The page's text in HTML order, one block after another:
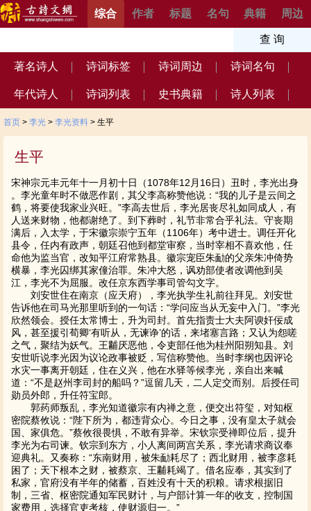
周边
典籍
名句
标题
作者
综合
著名诗人 诗词标签 诗词周边 诗词名句
年代诗人 诗词列表 史书典籍 诗人列表
首页 > 李光 > 李光资料 > 生平
生平
宋神宗元丰元年十一月初十日（1078年12月16日）丑时，李光出身
。李光童年时不做恶作剧，其父李高称赞他说：“我的儿子是云间之
鹤，将要使我家业兴旺。”李高去世后，李光居丧尽礼如同成人，有
人送来财物，他都谢绝了。到下葬时，礼节非常合乎礼法。守丧期
满后，入太学，于宋徽宗崇宁五年（1106年）考中进士。调任开化
县令，任内有政声，朝廷召他到都堂审察，当时宰相不喜欢他，任
命他为监当官，改知平江府常熟县。徽宗宠臣朱勔的父亲朱冲倚势
横暴，李光囚绑其家僮治罪。朱冲大怒，讽劝部使者改调他到吴
江，李光不为屈服。改任京东西学事司管勾文字。
刘安世住在南京（应天府），李光执学生礼前往拜见。刘安世
告诉他在司马光那里听到的一句话：“学问应当从无妄中入门。”李光
欣然领会。授任太常博士，升为司封。首先指责士大夫阿谀奸佞成
风，甚至援引荀卿‘有听从，无谏诤’的话，来堵塞言路；又认为怨嗟
之气，聚结为妖气。王黼厌恶他，令吏部任他为桂州阳朔知县。刘
安世听说李光因为议论政事被贬，写信称赞他。当时李纲也因评论
水灾一事离开朝廷，住在义兴，他在水驿等候李光，亲自出来喊
道：“不是赵州李司封的船吗？”逗留几天，二人定交而别。后授任司
勋员外郎，升任符宝郎。
郭药师叛乱，李光知道徽宗有内禅之意，便交出符玺，对知枢
密院蔡攸说：“陛下所为，都违背众心。今日之事，没有皇太子就会
国、家俱危。”蔡攸很畏惧，不敢有异举。宋钦宗受禅即位后，提升
李光为右司谏。钦宗到东方，小人离间两宫关系，李光请求商议奉
迎典礼。又奏称：“东南财用，被朱勔耗尽了；西北财用，被李彦耗
困了；天下根本之财，被蔡京、王黼耗竭了。借名应奉，其实到了
私家，官府没有半年的储蓄，百姓没有十天的积粮。请求根据旧
制，三省、枢密院通知军民财计，与户部计算一年的收支，控制国
家费用，选择官吏考核，使财源归一。”